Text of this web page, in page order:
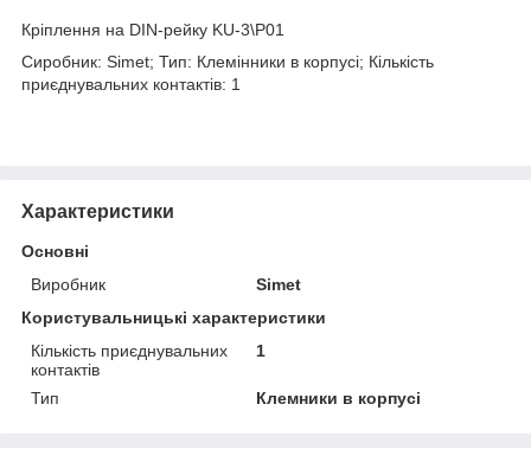
Кріплення на DIN-рейку KU-3\P01
Сиробник: Simet; Тип: Клемінники в корпусі; Кількість
приєднувальних контактів: 1
Характеристики
Основні
Виробник
Simet
Користувальницькі характеристики
Кількість приєднувальних
контактів
1
Тип Клемники в корпусі